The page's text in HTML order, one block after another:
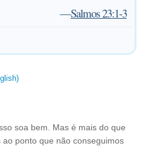
—Salmos 23:1-3
soa bem. Mas é mais do que
ponto que não conseguimos